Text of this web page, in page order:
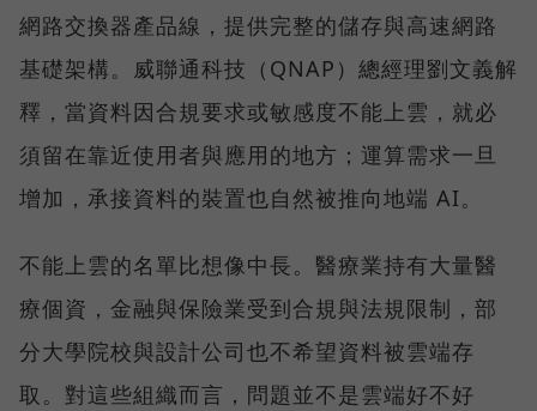
網路交換器產品線，提供完整的儲存與高速網路
基礎架構。威聯通科技（QNAP）總經理劉文義解
釋，當資料因合規要求或敏感度不能上雲，就必
須留在靠近使用者與應用的地方；運算需求一旦
增加，承接資料的裝置也自然被推向地端 AI。
不能上雲的名單比想像中長。醫療業持有大量醫
療個資，金融與保險業受到合規與法規限制，部
分大學院校與設計公司也不希望資料被雲端存
取。對這些組織而言，問題並不是雲端好不好